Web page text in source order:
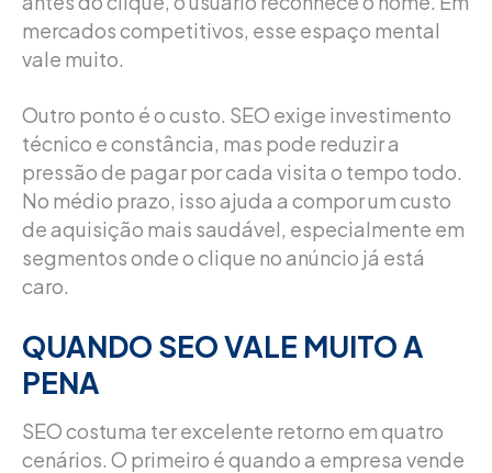
mercados competitivos, esse espaço mental
vale muito.
Outro ponto é o custo. SEO exige investimento
técnico e constância, mas pode reduzir a
pressão de pagar por cada visita o tempo todo.
No médio prazo, isso ajuda a compor um custo
de aquisição mais saudável, especialmente em
segmentos onde o clique no anúncio já está
caro.
QUANDO SEO VALE MUITO A
PENA
SEO costuma ter excelente retorno em quatro
cenários. O primeiro é quando a empresa vende